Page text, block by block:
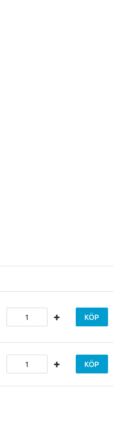
KÖP
KÖP